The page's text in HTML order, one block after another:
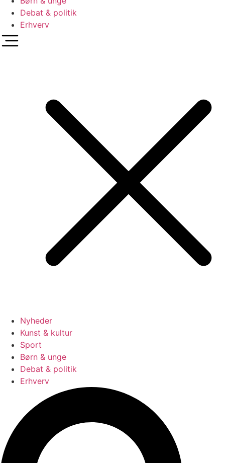
Debat & politik
Erhverv
Nyheder
Kunst & kultur
Sport
Børn & unge
Debat & politik
Erhverv